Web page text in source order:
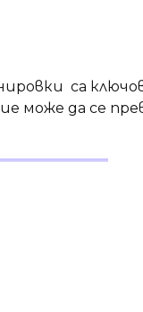
са
може да се